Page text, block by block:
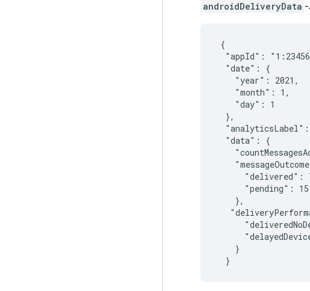
androidDeliveryData
{
"appId":
  "date": {
    "year": 2021,
    "month": 1,
    "day": 1
  },
  "data": {
"delivered":
      "pending": 15
    },
    }